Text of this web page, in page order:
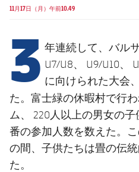
順位表
チケット
結果
順位表
PLUSICON
LABEL.ARIA.PLUS
トップチーム
plusicon
label.aria.plus
スケジュール
チケット
結果
11月17日（月）午前10.49
3 年連続して、バル
U7/U8、 U9/U10、
に向けられた大会
た。 富士緑の休暇村で行
ム、 220人以上の男女の
番の参加人数を数えた。
の間、子供たちは畳の伝
た。